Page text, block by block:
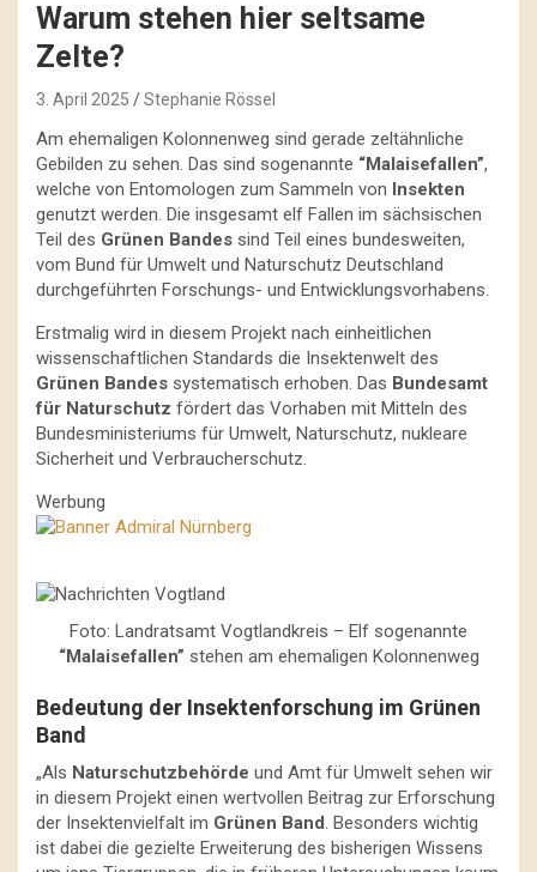
Warum stehen hier seltsame
Zelte?
3. April 2025 Stephanie Rössel
Am ehemaligen Kolonnenweg sind gerade zeltähnliche
Gebilden zu sehen. Das sind sogenannte “Malaisefallen”,
welche von Entomologen zum Sammeln von Insekten
genutzt werden. Die insgesamt elf Fallen im sächsischen
Teil des Grünen Bandes sind Teil eines bundesweiten,
vom Bund für Umwelt und Naturschutz Deutschland
durchgeführten Forschungs- und Entwicklungsvorhabens.
Erstmalig wird in diesem Projekt nach einheitlichen
wissenschaftlichen Standards die Insektenwelt des
Grünen Bandes systematisch erhoben. Das Bundesamt
für Naturschutz fördert das Vorhaben mit Mitteln des
Bundesministeriums für Umwelt, Naturschutz, nukleare
Sicherheit und Verbraucherschutz.
Werbung
Foto: Landratsamt Vogtlandkreis – Elf sogenannte
“Malaisefallen” stehen am ehemaligen Kolonnenweg
Bedeutung der Insektenforschung im Grünen
Band
„Als Naturschutzbehörde und Amt für Umwelt sehen wir
in diesem Projekt einen wertvollen Beitrag zur Erforschung
der Insektenvielfalt im Grünen Band. Besonders wichtig
ist dabei die gezielte Erweiterung des bisherigen Wissens